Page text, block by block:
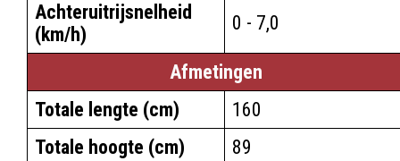
Achteruitrijsnelheid
(km/h)
0 - 7,0
Afmetingen
Totale lengte (cm)
160
Totale hoogte (cm)
89